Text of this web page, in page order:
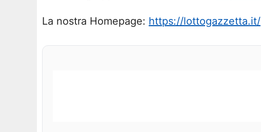
La nostra Homepage: https://lottogazzetta.it/